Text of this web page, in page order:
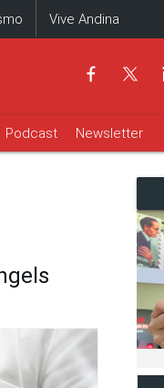
Vive Andina
Podcast Newsletter